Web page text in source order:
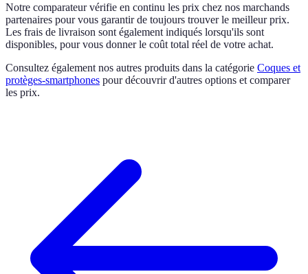
Notre comparateur vérifie en continu les prix chez nos marchands
partenaires pour vous garantir de toujours trouver le meilleur prix.
Les frais de livraison sont également indiqués lorsqu'ils sont
disponibles, pour vous donner le coût total réel de votre achat.
Consultez également nos autres produits dans la catégorie Coques et
protèges-smartphones pour découvrir d'autres options et comparer
les prix.